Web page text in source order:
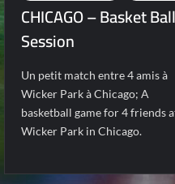
CHICAGO – Basket
Session
Un petit match entre 4 amis à
Wicker Park à Chicago; A
basketball game for 4 friends
Wicker Park in Chicago.